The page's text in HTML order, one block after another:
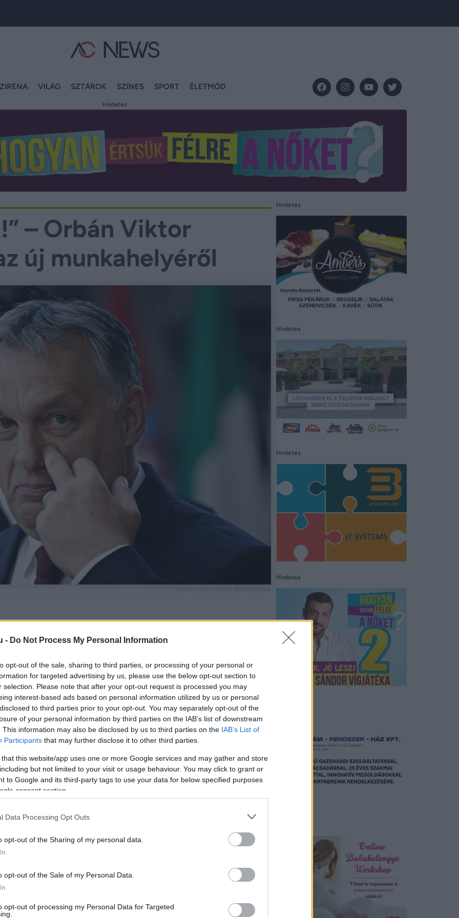
- Do Not Process My Personal Information
opt-out of the sale, sharing to third parties, or processing of your personal or
for targeted advertising by us, please use the below opt-out section to
selection. Please note that after your opt-out request is processed you may
interest-based ads based on personal information utilized by us or personal
to third parties prior to your opt-out. You may separately opt-out of the
of your personal information by third parties on the IAB’s list of downstream
This information may also be disclosed by us to third parties on the IAB’s List of
Participants that may further disclose it to other third parties.
that this website/app uses one or more Google services and may gather and store
but not limited to your visit or usage behaviour. You may click to grant or
to Google and its third-party tags to use your data for below specified purposes
consent section.
Data Processing Opt Outs
opt-out of the Sharing of my personal data.
opt-out of the Sale of my Personal Data.
opt-out of processing my Personal Data for Targeted
VILÁG SZTÁROK SZÍNES SPORT ÉLETMÓD
Hirdetés
– Orbán Viktor
új munkahelyéről
egy videót, amelyben az „új munkahelyéről” és
írta: „Új meló, új élet! Roomtour hamarosan”, ezzel is
is bemutatja új munkakörnyezetét.
továbbra is aktívan dolgozik. Elmondása szerint
Hirdetés
Hirdetés
Hirdetés
Hirdetés